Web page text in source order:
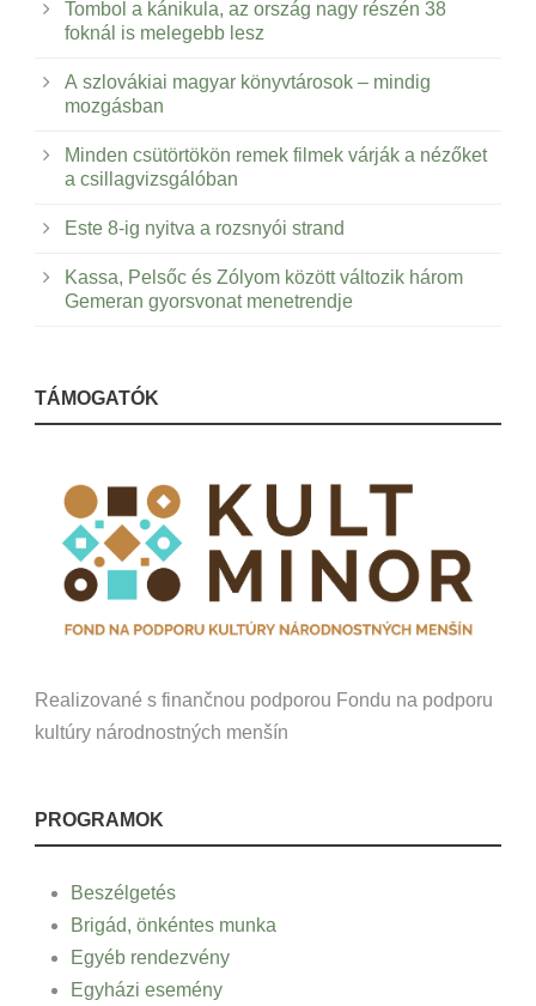
Tombol a kánikula, az ország nagy részén 38
foknál is melegebb lesz
A szlovákiai magyar könyvtárosok – mindig
mozgásban
Minden csütörtökön remek filmek várják a nézőket
a csillagvizsgálóban
Este 8-ig nyitva a rozsnyói strand
Kassa, Pelsőc és Zólyom között változik három
Gemeran gyorsvonat menetrendje
TÁMOGATÓK
Realizované s finančnou podporou Fondu na podporu
kultúry národnostných menšín
PROGRAMOK
Beszélgetés
Brigád, önkéntes munka
Egyéb rendezvény
Egyházi esemény